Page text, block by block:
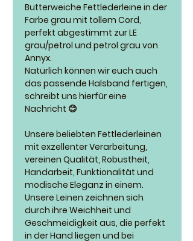
Butterweiche Fettlederleine in der
Farbe grau mit tollem Cord,
perfekt abgestimmt zur LE
grau/petrol und petrol grau von
Annyx.
Natürlich können wir euch auch
das passende Halsband fertigen,
schreibt uns hierfür eine
Nachricht 😊
Unsere beliebten Fettlederleinen
mit exzellenter Verarbeitung,
vereinen Qualität, Robustheit,
Handarbeit, Funktionalität und
modische Eleganz in einem.
Unsere Leinen zeichnen sich
durch ihre Weichheit und
Geschmeidigkeit aus, die perfekt
in der Hand liegen und bei